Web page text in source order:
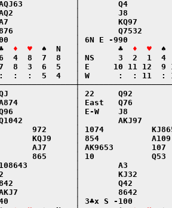
│        Q4
│        J8
│        KQ97
│        Q7532
│ 6N E -990
♣
♦  ♥
  ♠  N   │        ♣
♦  ♥
♠
4  8  7  8   │ NS     3  2  1
8  3  6  5   │ E     10 11 12
:  :  5  4   │ W      :  : 11
│ 22     Q92
│ East   Q76
│ E-W    J8
│        AKJ97
972      │ 1074
KQJ9     │ 854
AJ7      │ AK9653
865      │ 10
│        A3
│        KJ32
│        Q42
│        8642
│ 3♣x S -100